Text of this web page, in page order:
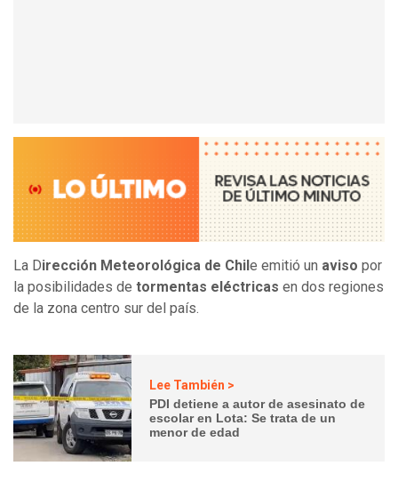
La Dirección Meteorológica de Chil e emitió un aviso por
la posibilidades de tormentas eléctricas en dos regiones
de la zona centro sur del país.
Lee También >
PDI detiene a autor de asesinato de
escolar en Lota: Se trata de un
menor de edad